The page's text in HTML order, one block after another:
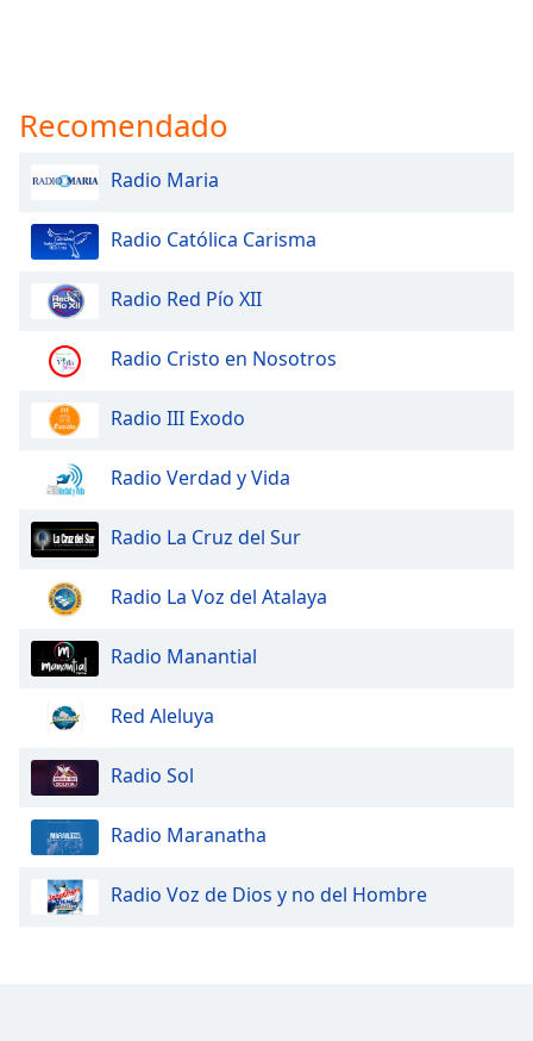
Recomendado
Radio Maria
Radio Católica Carisma
Radio Red Pío XII
Radio Cristo en Nosotros
Radio III Exodo
Radio Verdad y Vida
Radio La Cruz del Sur
Radio La Voz del Atalaya
Radio Manantial
Red Aleluya
Radio Sol
Radio Maranatha
Radio Voz de Dios y no del Hombre